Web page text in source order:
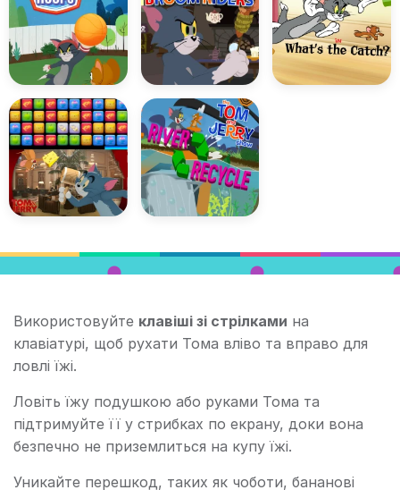
Використовуйте клавіші зі стрілками на
клавіатурі, щоб рухати Тома вліво та вправо для
ловлі їжі.
Ловіть їжу подушкою або руками Тома та
підтримуйте її у стрибках по екрану, доки вона
безпечно не приземлиться на купу їжі.
Уникайте перешкод, таких як чоботи, бананові